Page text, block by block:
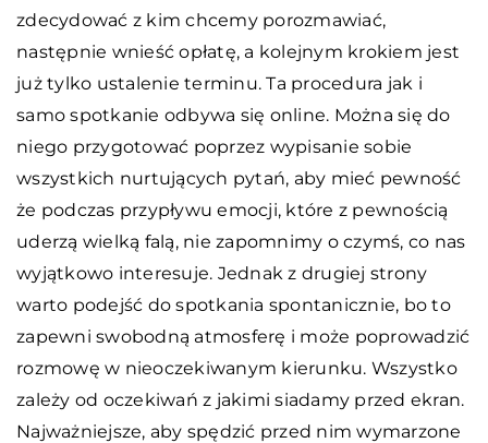
zdecydować z kim chcemy porozmawiać,
następnie wnieść opłatę, a kolejnym krokiem jest
już tylko ustalenie terminu. Ta procedura jak i
samo spotkanie odbywa się online. Można się do
niego przygotować poprzez wypisanie sobie
wszystkich nurtujących pytań, aby mieć pewność
że podczas przypływu emocji, które z pewnością
uderzą wielką falą, nie zapomnimy o czymś, co nas
wyjątkowo interesuje. Jednak z drugiej strony
warto podejść do spotkania spontanicznie, bo to
zapewni swobodną atmosferę i może poprowadzić
rozmowę w nieoczekiwanym kierunku. Wszystko
zależy od oczekiwań z jakimi siadamy przed ekran.
Najważniejsze, aby spędzić przed nim wymarzone